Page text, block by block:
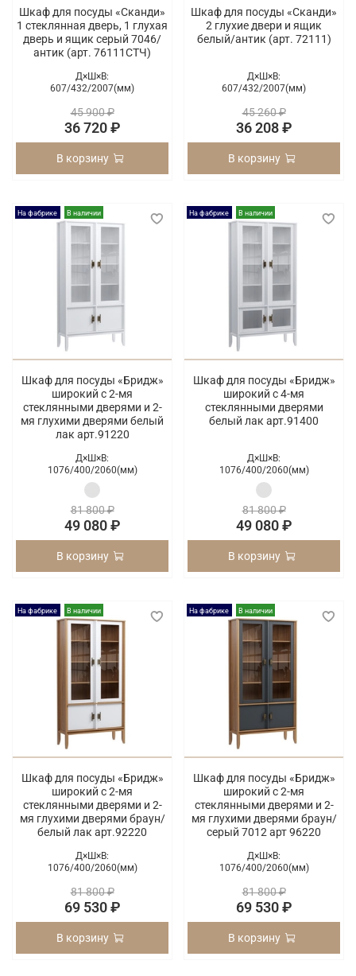
Шкаф для посуды «Сканди»
1 стеклянная дверь, 1 глухая
дверь и ящик серый 7046/
антик (арт. 76111СТЧ)
Д×Ш×В:
607/432/2007(мм)
45 900 ₽
36 720 ₽
В корзину
Шкаф для посуды «Сканди»
2 глухие двери и ящик
белый/антик (арт. 72111)
Д×Ш×В:
607/432/2007(мм)
45 260 ₽
36 208 ₽
В корзину
На фабрике В наличии
Шкаф для посуды «Бридж»
широкий с 2-мя
стеклянными дверями и 2-
мя глухими дверями белый
лак арт.91220
Д×Ш×В:
1076/400/2060(мм)
81 800 ₽
49 080 ₽
В корзину
На фабрике В наличии
Шкаф для посуды «Бридж»
широкий с 4-мя
стеклянными дверями
белый лак арт.91400
Д×Ш×В:
1076/400/2060(мм)
81 800 ₽
49 080 ₽
В корзину
На фабрике В наличии
Шкаф для посуды «Бридж»
широкий с 2-мя
стеклянными дверями и 2-
мя глухими дверями браун/
белый лак арт.92220
Д×Ш×В:
1076/400/2060(мм)
81 800 ₽
69 530 ₽
В корзину
На фабрике В наличии
Шкаф для посуды «Бридж»
широкий с 2-мя
стеклянными дверями и 2-
мя глухими дверями браун/
серый 7012 арт 96220
Д×Ш×В:
1076/400/2060(мм)
81 800 ₽
69 530 ₽
В корзину